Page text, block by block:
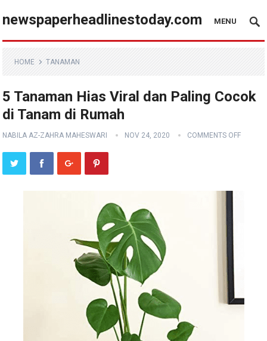
newspaperheadlinestoday.com MENU
HOME TANAMAN
5 Tanaman Hias Viral dan Paling Cocok
di Tanam di Rumah
NABILA AZ-ZAHRA MAHESWARI NOV 24, 2020 COMMENTS OFF